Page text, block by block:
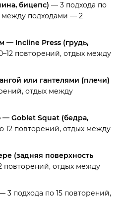
бицепс) — 3 подхода по
между подходами — 2
— Incline Press (грудь,
повторений, отдых между
или гантелями (плечи)
отдых между
— Goblet Squat (бедра,
12 повторений, отдых между
(задняя поверхность
повторений, отдых между
3 подхода по 15 повторений,